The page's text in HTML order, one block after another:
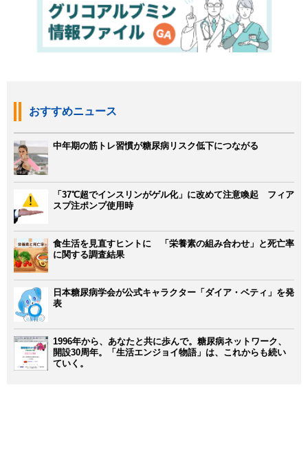
おすすめニュース
中年期の筋トレ習慣が糖尿病リスク低下につながる
「37℃超でインスリンがゲル化」に改めて注意喚起 フィア
スプ注ポンプ使用時
食生活を見直すヒントに 「栄養素の組み合わせ」と死亡率
に関する調査結果
日本糖尿病学会が公式キャラクター「ダイア・ベティ」を発
表
1996年から、あなたと共に歩んで。糖尿病ネットワーク、
開設30周年。「生活エンジョイ物語」は、これからも続い
ていく。